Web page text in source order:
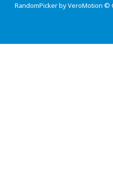
RandomPicker by VeroMotion ©